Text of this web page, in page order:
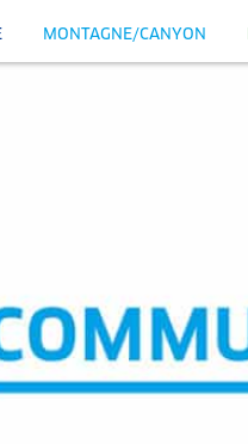
MONTAGNE/CANYON